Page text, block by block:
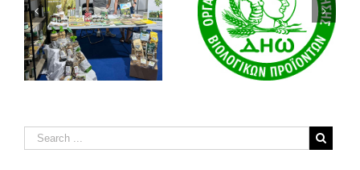
Πολιτική Ισότητας
& Ένταξης
Το ντοκιμαντέρ
«2258: Μια
ιστορία για την
αναγέννηση της
Αναγεννητική
Γεωργία και